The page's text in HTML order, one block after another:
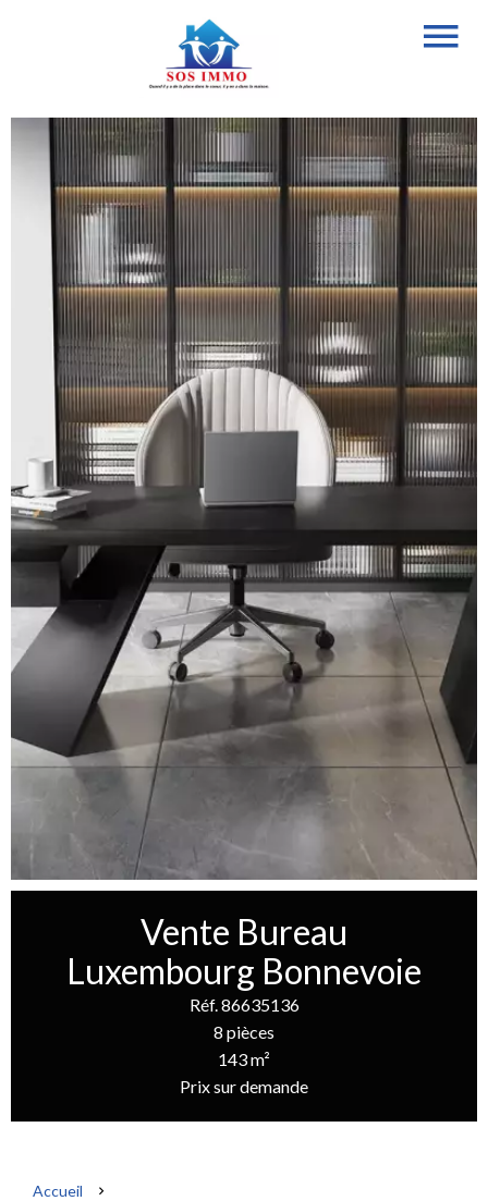
Vente Bureau
Luxembourg Bonnevoie
Réf. 86635136
8 pièces
143 m²
Prix sur demande
Accueil